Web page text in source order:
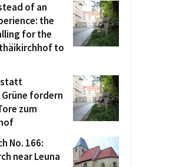
of an
the
for the
to
statt
fordern
zum
No. 166:
near Leuna